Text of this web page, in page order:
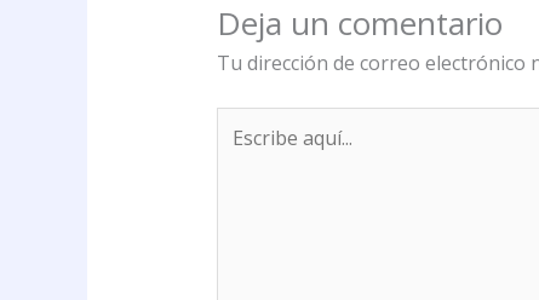
Deja un comentario
Tu dirección de correo electrónico
aquí...